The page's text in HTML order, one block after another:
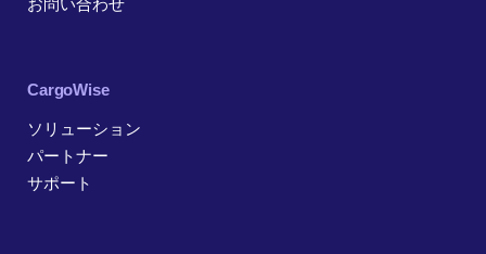
お問い合わせ
CargoWise
ソリューション
パートナー
サポート